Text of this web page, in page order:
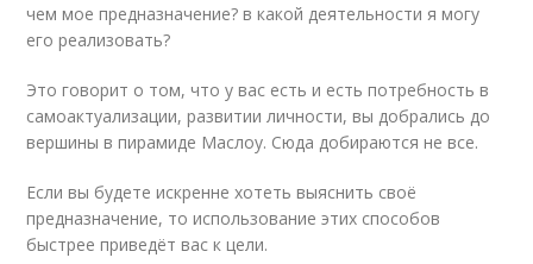
чем мое предназначение? в какой деятельности я могу
его реализовать?
Это говорит о том, что у вас есть и есть потребность в
самоактуализации, развитии личности, вы добрались до
вершины в пирамиде Маслоу. Сюда добираются не все.
Если вы будете искренне хотеть выяснить своё
предназначение, то использование этих способов
быстрее приведёт вас к цели.